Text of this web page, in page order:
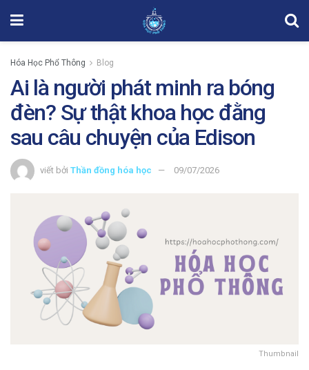
Hóa Học Phổ Thông Blog
Ai là người phát minh ra bóng
đèn? Sự thật khoa học đằng
sau câu chuyện của Edison
viết bởi Thần đồng hóa học 09/07/2026
Thumbnail